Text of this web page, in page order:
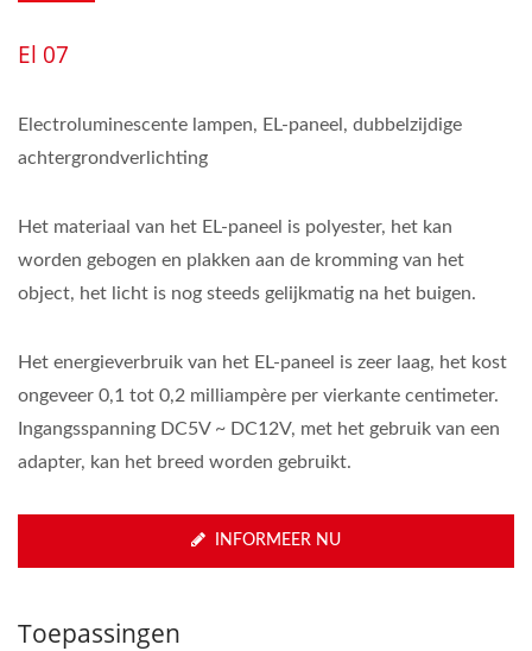
El 07
Electroluminescente lampen, EL-paneel, dubbelzijdige
achtergrondverlichting
Het materiaal van het EL-paneel is polyester, het kan
worden gebogen en plakken aan de kromming van het
object, het licht is nog steeds gelijkmatig na het buigen.
Het energieverbruik van het EL-paneel is zeer laag, het kost
ongeveer 0,1 tot 0,2 milliampère per vierkante centimeter.
Ingangsspanning DC5V ~ DC12V, met het gebruik van een
adapter, kan het breed worden gebruikt.
INFORMEER NU
Toepassingen